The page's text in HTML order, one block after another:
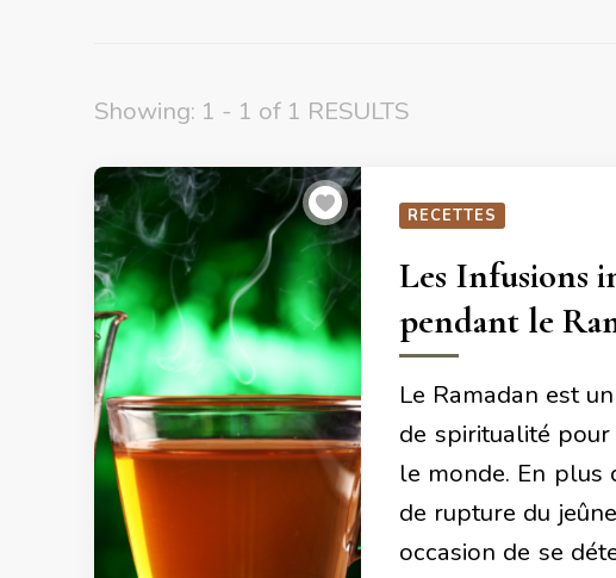
Showing: 1 - 1 of 1 RESULTS
RECETTES
Les Infusions
pendant le
Le Ramadan est
de spiritualité
le monde. En plus
de rupture du
occasion de se